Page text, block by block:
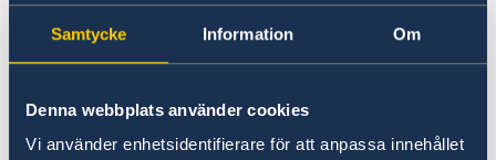
Samtycke Information Om
Denna webbplats använder cookies
Vi använder enhetsidentifierare för att anpassa innehållet
Research cooperation has resulted in more
than 140 doctorates among EMU members,
who are now active researchers in universities,
mainly at UEM or hold other important posts in
the country.